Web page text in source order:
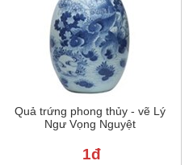
Quả trứng phong thủy - vẽ Lý
Ngư Vọng Nguyệt
1đ